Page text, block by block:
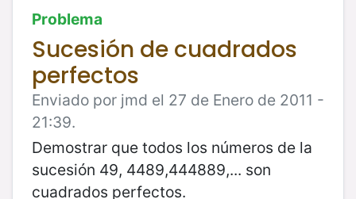
Problema
Sucesión de cuadrados
perfectos
Enviado por jmd el 27 de Enero de 2011 -
21:39.
Demostrar que todos los números de la
sucesión 49, 4489,444889,... son
cuadrados perfectos.